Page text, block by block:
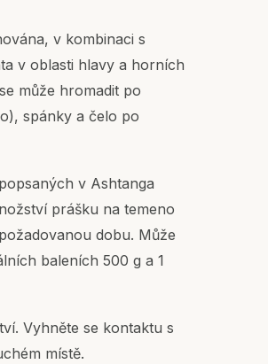
v kombinaci s
v oblasti hlavy a horních
může hromadit po
spánky a čelo po
v Ashtanga
prášku na temeno
dobu. Může
baleních 500 g a 1
Vyhněte se kontaktu s
místě.